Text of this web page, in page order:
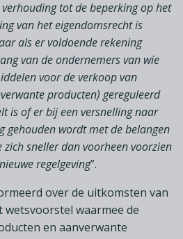
tot de beperking op het
van het eigendomsrecht is
als er voldoende rekening
van de ondernemers van wie
voor de verkoop van
producten) gereguleerd
is of er bij een versnelling naar
gehouden wordt met de belangen
sneller dan voorheen voorzien
regelgeving”.
over de uitkomsten van
wetsvoorstel waarmee de
en aanverwante